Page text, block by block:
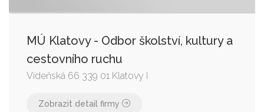
MÚ Klatovy - Odbor školství, kultury a
cestovního ruchu
Vídeňská 66 339 01 Klatovy I
Zobrazit detail firmy